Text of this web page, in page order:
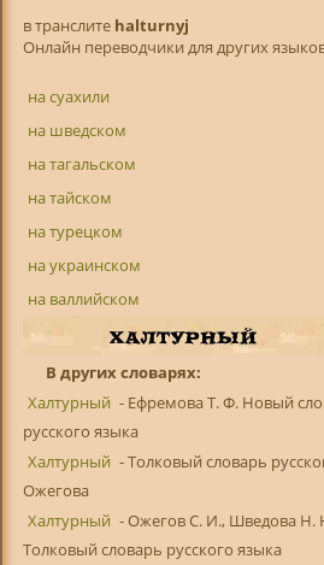
в транслитe halturnyj
Онлайн переводчики для других
на суахили
на шведском
на тагальском
на тайском
на турецком
на украинском
на валлийском
В других словарях:
Халтурный - Ефремова Т. Ф. Новый
русского языка
Халтурный - Толковый словарь
Ожегова
Халтурный - Ожегов С. И., Шведова Н.
Толковый словарь русского языка